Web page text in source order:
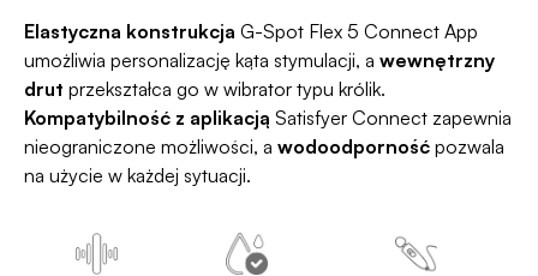
Elastyczna konstrukcja G-Spot Flex 5 Connect App
umożliwia personalizację kąta stymulacji, a wewnętrzny
drut przekształca go w wibrator typu królik.
Kompatybilność z aplikacją Satisfyer Connect zapewnia
nieograniczone możliwości, a wodoodporność pozwala
na użycie w każdej sytuacji.